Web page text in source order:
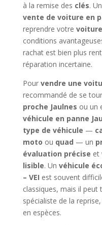
à la remise des clés.
vente de voiture en
reprendre votre
conditions
rachat est bien plus
réparation incertaine.
Pour vendre une
recommandé de se
proche Jaulnes ou un
véhicule en panne
type de véhicule —
moto ou quad — un
évaluation précise et
lisible. Un véhicule
– VEI est souvent
classiques, mais il peut
spécialiste de la
en espèces.